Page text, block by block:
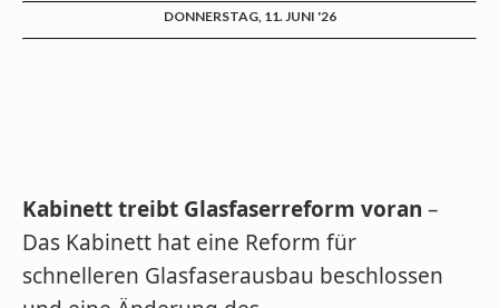
DONNERSTAG, 11. JUNI '26
Kabinett treibt Glasfaserreform voran –
Das Kabinett hat eine Reform für
schnelleren Glasfaserausbau beschlossen